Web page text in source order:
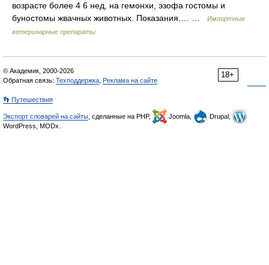
возрасте более 4 6 нед, на гемонхи, эзофа гостомы и
буностомы жвачных животных. Показания.… …
Импортные
ветеринарные препараты
18+
© Академик, 2000-2026
Обратная связь: Техподдержка Реклама на сайте
👣 Путешествия
Экспорт словарей на сайты , сделанные на PHP, Joomla,
Drupal,
WordPress, MODx.